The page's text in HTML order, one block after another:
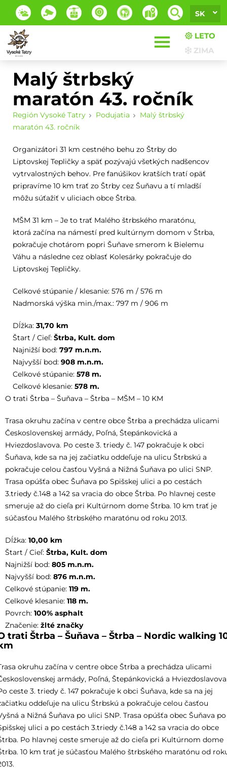
SK
LETO
ZIMA
Malý štrbský
maratón 43. ročník
Región Vysoké Tatry Podujatia
Malý štrbský
maratón 43. ročník
Organizátori 31 km cestného behu zo Štrby do
Liptovskej Tepličky a späť pozývajú všetkých nadšencov
vytrvalostných behov. Pre fanúšikov kratších tratí opäť
pripravíme 10 km trať zo Štrby cez Šuňavu a tí mladší
môžu súťažiť v uliciach obce Štrba.
MŠM 31 km – Je to trať Malého štrbského maratónu,
ktorá začína na námestí pred kultúrnym domom v Štrba,
pokračuje chotárom popri Šuňave smerom k Bielemu
Váhu a následne cez oblasť Kolesárky pokračuje do
Liptovskej Tepličky.
Celkové stúpanie / klesanie: 576 m / 576 m
Nadmorská výška min./max.: 797 m / 906 m
Dĺžka: 31,70 km
Štart / Cieľ: Štrba, Kult. dom
Najnižší bod: 797 m.n.m.
Najvyšší bod: 908 m.n.m.
Celkové stúpanie: 578 m.
Celkové klesanie: 578 m.
O trati Štrba – Šuňava – Štrba – MŠM – 10 KM
Trasa okruhu začína v centre obce Štrba a prechádza ulicami
Československej armády, Poľná, Štepánkovická a
Hviezdoslavova. Po ceste 3. triedy č. 147 pokračuje k obci
Šuňava, kde sa na jej začiatku oddeľuje na ulicu Štrbskú a
pokračuje celou časťou Vyšná a Nižná Šuňava po ulici SNP.
Trasa opúšťa obec Šuňava po Spišskej ulici a po cestách
3.triedy č.148 a 142 sa vracia do obce Štrba. Po hlavnej ceste
smeruje až do cieľa pri Kultúrnom dome Štrba. 10 km trať je
súčasťou Malého štrbského maratónu od roku 2013.
Dĺžka: 10,00 km
Štart / Cieľ: Štrba, Kult. dom
Najnižší bod: 805 m.n.m.
Najvyšší bod: 876 m.n.m.
Celkové stúpanie: 119 m.
Celkové klesanie: 118 m.
Povrch: 100% asphalt
Značenie: žlté značky
trati Štrba – Šuňava – Štrba – Nordic walking
okruhu začína v centre obce Štrba a prechádza ulicami
armády, Poľná, Štepánkovická a
ceste 3. triedy č. 147 pokračuje k obci Šuňava, kde sa na jej
oddeľuje na ulicu Štrbskú a pokračuje celou časťou
a Nižná Šuňava po ulici SNP. Trasa opúšťa obec Šuňava po
ulici a po cestách 3.triedy č.148 a 142 sa vracia do obce
Po hlavnej ceste smeruje až do cieľa pri Kultúrnom dome
10 km trať je súčasťou Malého štrbského maratónu od